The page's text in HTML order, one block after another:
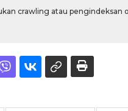
crawling atau pengindeksan